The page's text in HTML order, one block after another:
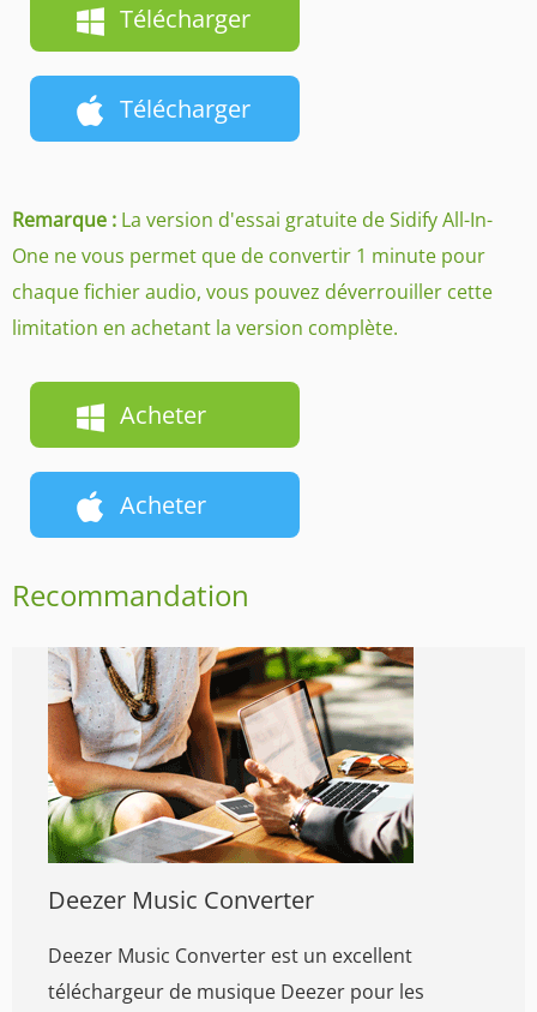
Télécharger
Télécharger
Remarque : La version d'essai gratuite de Sidify All-In-
One ne vous permet que de convertir 1 minute pour
chaque fichier audio, vous pouvez déverrouiller cette
limitation en achetant la version complète.
Acheter
Acheter
Recommandation
Deezer Music Converter
Deezer Music Converter est un excellent
téléchargeur de musique Deezer pour les